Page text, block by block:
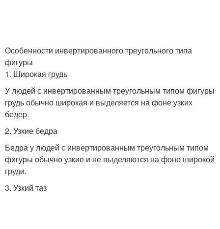
Особенности инвертированного треугольного типа
фигуры
1. Широкая грудь
У людей с инвертированным треугольным типом фигуры
грудь обычно широкая и выделяется на фоне узких
бедер.
2. Узкие бедра
Бедра у людей с инвертированным треугольным типом
фигуры обычно узкие и не выделяются на фоне широкой
груди.
3. Узкий таз